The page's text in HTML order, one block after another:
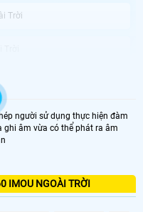
Trời
Tốt
360 Imou Ngoài Trời uy
trình vườn cây trang trại chăn
kế chắc chắn camera này sẽ
người sử dụng thực hiện đàm
ghi âm vừa có thể phát ra âm
IMOU NGOÀI TRỜI